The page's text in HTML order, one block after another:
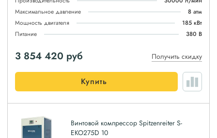
Максимальное давление
8 атм
Мощность двигателя
185 кВт
Питание
380 В
3 854 420 руб Получить скидку
Купить
Винтовой компрессор Spitzenreiter S-
EKO275D 10